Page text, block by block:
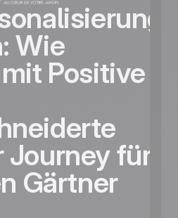
Wie
Positive
Journey für
Gärtner